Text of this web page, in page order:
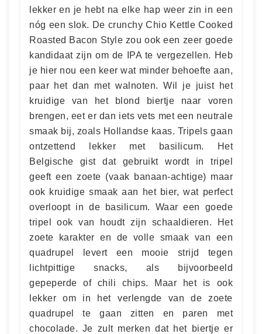
lekker en je hebt na elke hap weer zin in een
nóg een slok. De crunchy Chio Kettle Cooked
Roasted Bacon Style zou ook een zeer goede
kandidaat zijn om de IPA te vergezellen. Heb
je hier nou een keer wat minder behoefte aan,
paar het dan met walnoten. Wil je juist het
kruidige van het blond biertje naar voren
brengen, eet er dan iets vets met een neutrale
smaak bij, zoals Hollandse kaas. Tripels gaan
ontzettend lekker met basilicum. Het
Belgische gist dat gebruikt wordt in tripel
geeft een zoete (vaak banaan-achtige) maar
ook kruidige smaak aan het bier, wat perfect
overloopt in de basilicum. Waar een goede
tripel ook van houdt zijn schaaldieren. Het
zoete karakter en de volle smaak van een
quadrupel levert een mooie strijd tegen
lichtpittige snacks, als bijvoorbeeld
gepeperde of chili chips. Maar het is ook
lekker om in het verlengde van de zoete
quadrupel te gaan zitten en paren met
chocolade. Je zult merken dat het biertje er